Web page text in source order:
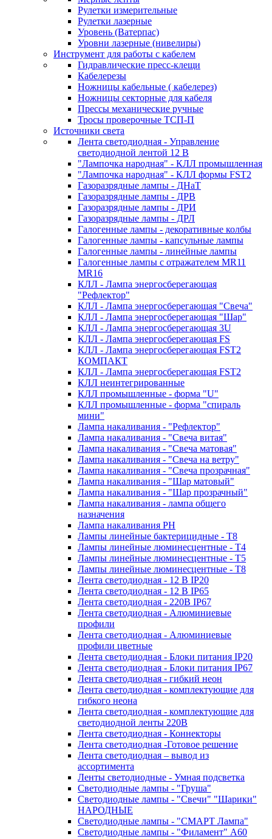
Рулетки измерительные
Рулетки лазерные
Уровень (Ватерпас)
Уровни лазерные (нивелиры)
Инструмент для работы с кабелем
Гидравлические пресс-клещи
Кабелерезы
Ножницы кабельные ( кабелерез)
Ножницы секторные для кабеля
Прессы механические ручные
Тросы проверочные ТСП-П
Источники света
Лента светодиодная - Управление
светодиодной лентой 12 В
"Лампочка народная" - КЛЛ промышленная
"Лампочка народная" - КЛЛ формы FST2
Газоразрядные лампы - ДНаТ
Газоразрядные лампы - ДРВ
Газоразрядные лампы - ДРИ
Газоразрядные лампы - ДРЛ
Галогенные лампы - декоративные колбы
Галогенные лампы - капсульные лампы
Галогенные лампы - линейные лампы
Галогенные лампы с отражателем MR11
MR16
КЛЛ - Лампа энергосберегающая
"Рефлектор"
КЛЛ - Лампа энергосберегающая "Свеча"
КЛЛ - Лампа энергосберегающая "Шар"
КЛЛ - Лампа энергосберегающая 3U
КЛЛ - Лампа энергосберегающая FS
КЛЛ - Лампа энергосберегающая FST2
КОМПАКТ
КЛЛ - Лампа энергосберегающая FSТ2
КЛЛ неинтегрированные
КЛЛ промышленные - форма "U"
КЛЛ промышленные - форма "спираль
мини"
Лампа накаливания - "Рефлектор"
Лампа накаливания - "Свеча витая"
Лампа накаливания - "Свеча матовая"
Лампа накаливания - "Свеча на ветру"
Лампа накаливания - "Свеча прозрачная"
Лампа накаливания - "Шар матовый"
Лампа накаливания - "Шар прозрачный"
Лампа накаливания - лампа общего
назначения
Лампа накаливания РН
Лампы линейные бактерицидные - Т8
Лампы линейные люминесцентные - Т4
Лампы линейные люминесцентные - Т5
Лампы линейные люминесцентные - Т8
Лента светодиодная - 12 В IP20
Лента светодиодная - 12 В IP65
Лента светодиодная - 220В IP67
Лента светодиодная - Алюминиевые
профили
Лента светодиодная - Алюминиевые
профили цветные
Лента светодиодная - Блоки питания IP20
Лента светодиодная - Блоки питания IP67
Лента светодиодная - гибкий неон
Лента светодиодная - комплектующие для
гибкого неона
Лента светодиодная - комплектующие для
светодиодной ленты 220В
Лента светодиодная - Коннекторы
Лента светодиодная -Готовое решение
Лента светодиодная – вывод из
ассортимента
Ленты светодиодные - Умная подсветка
Светодиодные лампы - "Груша"
Светодиодные лампы - "Свечи" "Шарики"
НАРОДНЫЕ
Светодиодные лампы - "СМАРТ Лампа"
Светодиодные лампы - "Филамент" A60